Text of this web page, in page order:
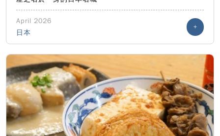
April 2026
日本
+